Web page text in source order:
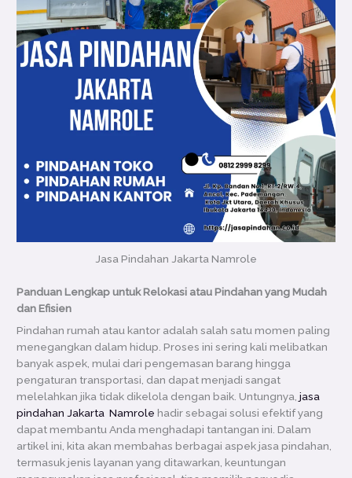
Jasa Pindahan Jakarta Namrole
Panduan Lengkap untuk Relokasi atau Pindahan yang Mudah
dan Efisien
Pindahan rumah atau kantor adalah salah satu momen paling
menegangkan dalam hidup. Proses ini sering kali melibatkan
banyak aspek, mulai dari pengemasan barang hingga
pengaturan transportasi, dan dapat menjadi sangat
melelahkan jika tidak dikelola dengan baik. Untungnya,jasa
pindahan Jakarta Namrole hadir sebagai solusi efektif yang
dapat membantu Anda menghadapi tantangan ini. Dalam
artikel ini, kita akan membahas berbagai aspek jasa pindahan,
termasuk jenis layanan yang ditawarkan, keuntungan